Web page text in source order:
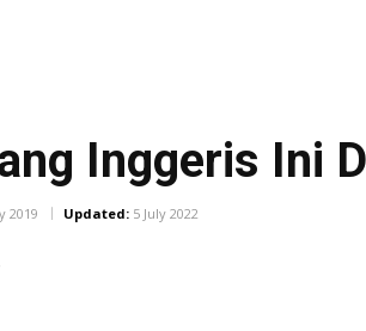
Inggeris Ini
2019 Updated: 5 July 2022